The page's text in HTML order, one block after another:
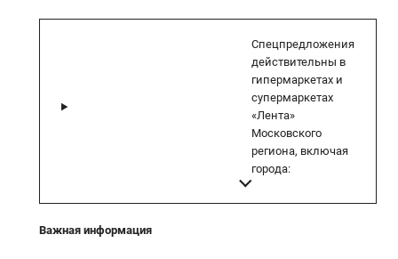
Спецпредложения
действительны в
гипермаркетах и
супермаркетах
«Лента»
Московского
региона, включая
города:
Важная информация